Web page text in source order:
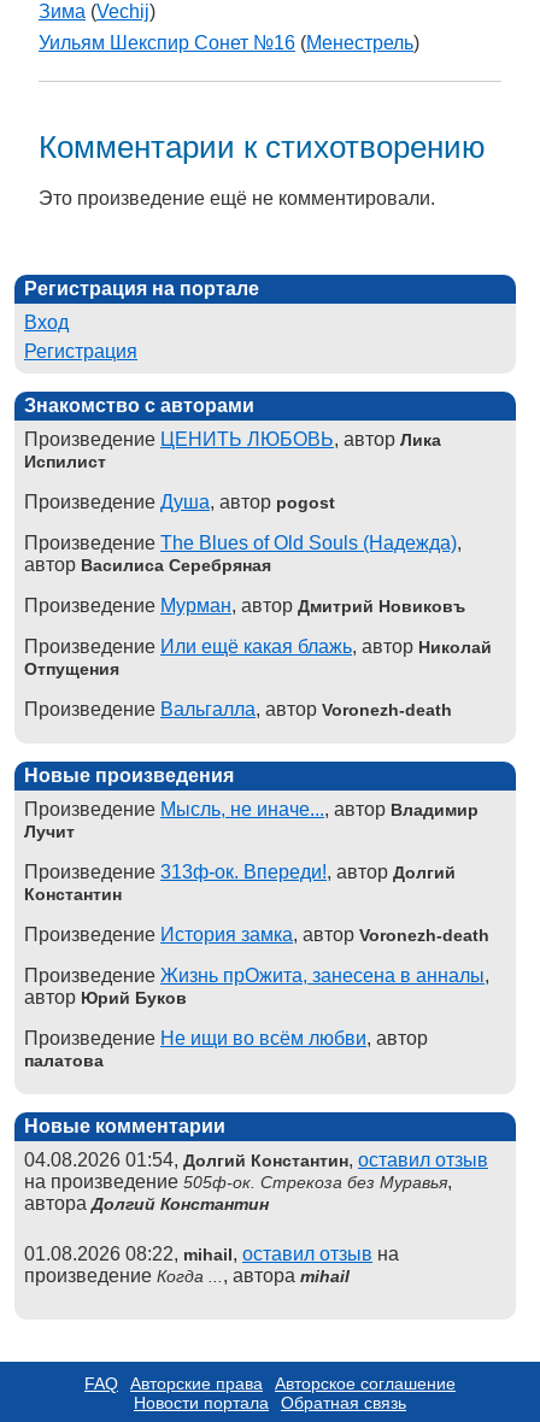
Зима (Vechij)
Уильям Шекспир Сонет №16 (Менестрель)
Комментарии к стихотворению
Это произведение ещё не комментировали.
Регистрация на портале
Вход
Регистрация
Знакомство с авторами
Произведение ЦЕНИТЬ ЛЮБОВЬ, автор Лика
Испилист
Произведение Душа, автор pogost
Произведение The Blues of Old Souls (Надежда),
автор Василиса Серебряная
Произведение Мурман, автор Дмитрий Новиковъ
Произведение Или ещё какая блажь, автор Николай
Отпущения
Произведение Вальгалла, автор Voronezh-death
Новые произведения
Произведение Мысль, не иначе..., автор Владимир
Лучит
Произведение 313ф-ок. Впереди!, автор Долгий
Константин
Произведение История замка, автор Voronezh-death
Произведение Жизнь прОжита, занесена в анналы,
автор Юрий Буков
Произведение Не ищи во всём любви, автор
палатова
Новые комментарии
04.08.2026 01:54, Долгий Константин, оставил отзыв
на произведение 505ф-ок. Стрекоза без Муравья,
автораДолгий Константин
01.08.2026 08:22, mihail, оставил отзыв на
произведение Когда ... , автора mihail
FAQ Авторские права
Авторское соглашение
Новости портала
Обратная связь